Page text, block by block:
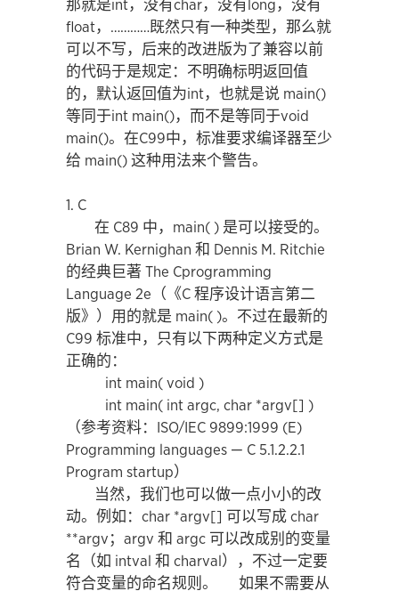
那就是int，没有char，没有long，没有
float，…………既然只有一种类型，那么就
可以不写，后来的改进版为了兼容以前
的代码于是规定：不明确标明返回值
的，默认返回值为int，也就是说 main()
等同于int main()，而不是等同于void
main()。在C99中，标准要求编译器至少
给 main() 这种用法来个警告。
1. C
在 C89 中，main( ) 是可以接受的。
Brian W. Kernighan 和 Dennis M. Ritchie
的经典巨著 The Cprogramming
Language 2e（《C 程序设计语言第二
版》）用的就是 main( )。不过在最新的
C99 标准中，只有以下两种定义方式是
正确的：
int main( void )
int main( int argc, char *argv[] )
（参考资料：ISO/IEC 9899:1999 (E)
Programming languages — C 5.1.2.2.1
Program startup）
当然，我们也可以做一点小小的改
动。例如：char *argv[] 可以写成 char
**argv；argv 和 argc 可以改成别的变量
名（如 intval 和 charval），不过一定要
符合变量的命名规则。 如果不需要从